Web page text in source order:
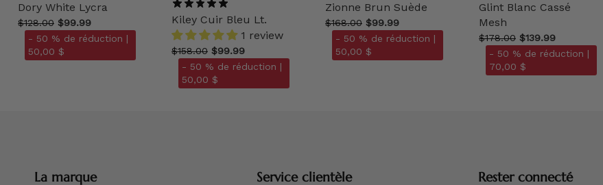
Dory White Lycra
$128.00 $99.99
- 50 % de réduction |
50,00 $
Kiley Cuir Bleu Lt.
1 review
$158.00 $99.99
- 50 % de réduction |
50,00 $
Zionne Brun Suède
$168.00 $99.99
- 50 % de réduction |
50,00 $
Glint Blanc Cassé
Mesh
$178.00 $139.99
- 50 % de réduction |
70,00 $
La marque Service clientèle Rester connecté